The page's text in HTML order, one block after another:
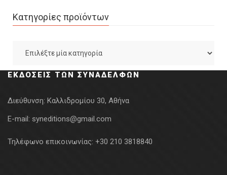
Κατηγορίες προϊόντων
ΕΚΔΌΣΕΙΣ ΤΩΝ ΣΥΝΑΔΈΛΦΩΝ
Διεύθυνση: Καλλιδρομίου 30, Αθήνα
E-mail: syneditions@gmail.com
Τηλέφωνο επικοινωνίας: +30 210 3818840